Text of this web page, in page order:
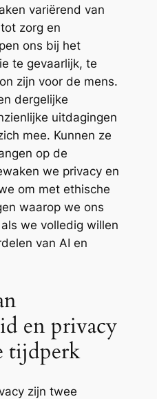
variërend van
zorg en
ons bij het
te gevaarlijk, te
zijn voor de mens.
dergelijke
uitdagingen
mee. Kunnen ze
op de
we privacy en
om met ethische
waarop we ons
we volledig willen
van AI en
en privacy
tijdperk
zijn twee